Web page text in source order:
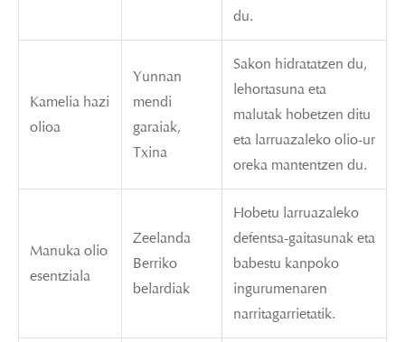
du.
Kamelia hazi
olioa
Yunnan
mendi
garaiak,
Txina
Sakon hidratatzen du,
lehortasuna eta
malutak hobetzen ditu
eta larruazaleko olio-ur
oreka mantentzen du.
Manuka olio
esentziala
Zeelanda
Berriko
belardiak
Hobetu larruazaleko
defentsa-gaitasunak eta
babestu kanpoko
ingurumenaren
narritagarrietatik.